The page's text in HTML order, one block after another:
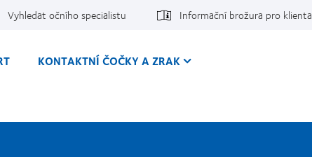
Vyhledat očního specialistu Informační brožura pro klienta
KONTAKTNÍ ČOČKY A ZRAK